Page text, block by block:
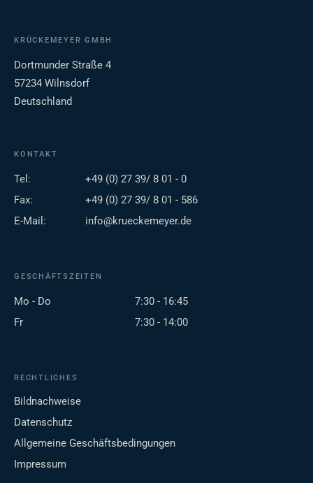
KRÜCKEMEYER GMBH
Dortmunder Straße 4
57234 Wilnsdorf
Deutschland
KONTAKT
Tel:
+49 (0) 27 39/ 8 01 - 0
Fax:
+49 (0) 27 39/ 8 01 - 586
E-Mail:
info@krueckemeyer.de
GESCHÄFTSZEITEN
Mo - Do
7:30 - 16:45
Fr
7:30 - 14:00
RECHTLICHES
Bildnachweise
Datenschutz
Allgemeine Geschäftsbedingungen
Impressum